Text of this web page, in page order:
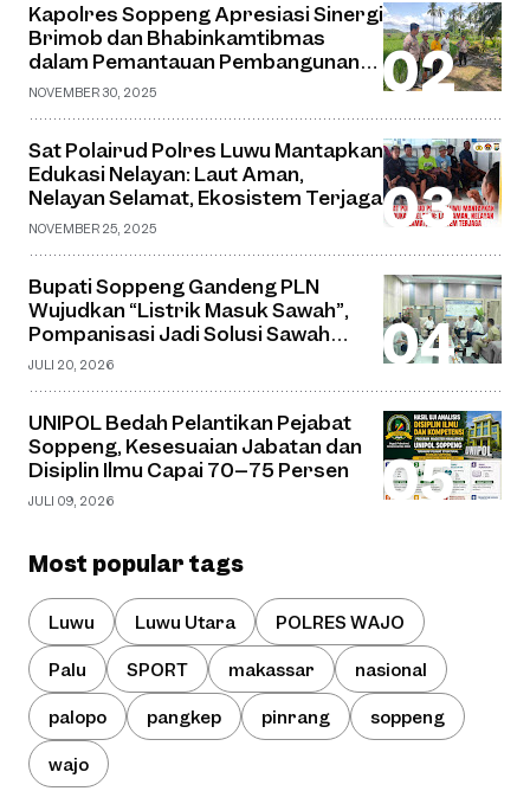
Kapolres Soppeng Apresiasi Sinergi
Brimob dan Bhabinkamtibmas
dalam Pemantauan Pembangunan
Jembatan Gantung di Desa Watu
NOVEMBER 30, 2025
Sat Polairud Polres Luwu Mantapkan
Edukasi Nelayan: Laut Aman,
Nelayan Selamat, Ekosistem Terjaga
NOVEMBER 25, 2025
Bupati Soppeng Gandeng PLN
Wujudkan “Listrik Masuk Sawah”,
Pompanisasi Jadi Solusi Sawah
Tadah Hujan
JULI 20, 2026
UNIPOL Bedah Pelantikan Pejabat
Soppeng, Kesesuaian Jabatan dan
Disiplin Ilmu Capai 70–75 Persen
JULI 09, 2026
Most popular tags
Luwu Luwu Utara POLRES WAJO
Palu SPORT makassar nasional
palopo pangkep pinrang soppeng
wajo